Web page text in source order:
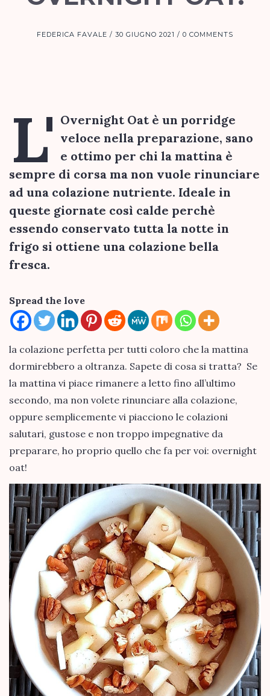
FEDERICA FAVALE 30 GIUGNO 2021 0 COMMENTS
L' Overnight Oat è un porridge
veloce nella preparazione, sano
e ottimo per chi la mattina è
sempre di corsa ma non vuole rinunciare
ad una colazione nutriente. Ideale in
queste giornate così calde perchè
essendo conservato tutta la notte in
frigo si ottiene una colazione bella
fresca.
Spread the love
la colazione perfetta per tutti coloro che la mattina
dormirebbero a oltranza. Sapete di cosa si tratta? Se
la mattina vi piace rimanere a letto fino all’ultimo
secondo, ma non volete rinunciare alla colazione,
oppure semplicemente vi piacciono le colazioni
salutari, gustose e non troppo impegnative da
preparare, ho proprio quello che fa per voi: overnight
oat!